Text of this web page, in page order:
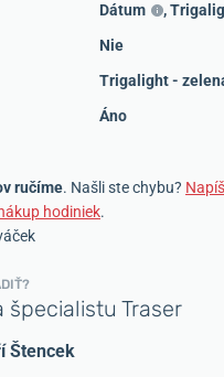
Dátum ,
Nie
Trigalight -
Áno
ručíme. Našli ste chybu?
hodiniek.
špecialistu Traser
Štencek